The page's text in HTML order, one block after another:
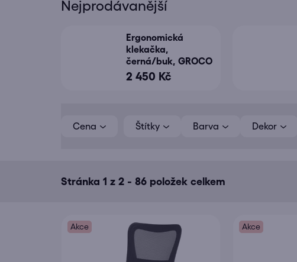
Nejprodávanější
Ergonomická
klekačka,
černá/buk, GROCO
2 450 Kč
Stránka 1 z 2 - 86 položek celkem
Cena Barva Dekor
p
o
dAkce Akce